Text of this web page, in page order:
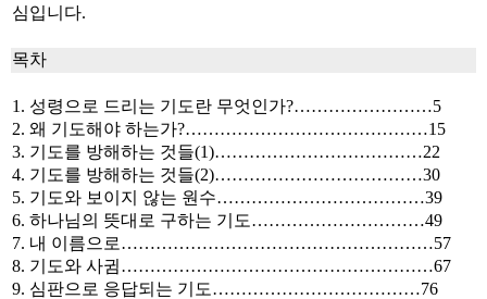
심입니다.
목차
1. 성령으로 드리는 기도란 무엇인가?……………………5
2. 왜 기도해야 하는가?……………………………………15
3. 기도를 방해하는 것들(1)………………………………22
4. 기도를 방해하는 것들(2)………………………………30
5. 기도와 보이지 않는 원수………………………………39
6. 하나님의 뜻대로 구하는 기도…………………………49
7. 내 이름으로………………………………………………57
8. 기도와 사귐………………………………………………67
9. 심판으로 응답되는 기도………………………………76